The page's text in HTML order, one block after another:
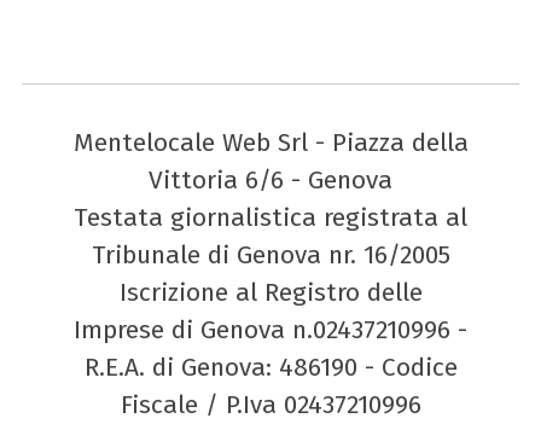
Mentelocale Web Srl - Piazza della
Vittoria 6/6 - Genova
Testata giornalistica registrata al
Tribunale di Genova nr. 16/2005
Iscrizione al Registro delle
Imprese di Genova n.02437210996 -
R.E.A. di Genova: 486190 - Codice
Fiscale / P.Iva 02437210996